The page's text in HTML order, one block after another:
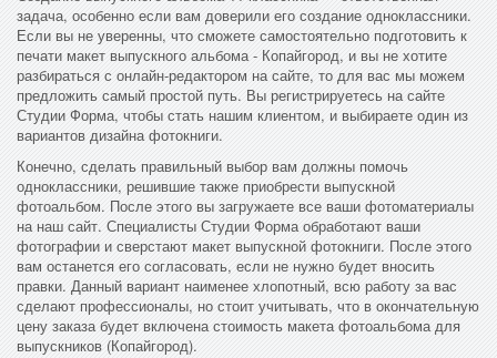
задача, особенно если вам доверили его создание одноклассники.
Если вы не уверенны, что сможете самостоятельно подготовить к
печати макет выпускного альбома - Копайгород, и вы не хотите
разбираться с онлайн-редактором на сайте, то для вас мы можем
предложить самый простой путь. Вы регистрируетесь на сайте
Студии Форма, чтобы стать нашим клиентом, и выбираете один из
вариантов дизайна фотокниги.
Конечно, сделать правильный выбор вам должны помочь
одноклассники, решившие также приобрести выпускной
фотоальбом. После этого вы загружаете все ваши фотоматериалы
на наш сайт. Специалисты Студии Форма обработают ваши
фотографии и сверстают макет выпускной фотокниги. После этого
вам останется его согласовать, если не нужно будет вносить
правки. Данный вариант наименее хлопотный, всю работу за вас
сделают профессионалы, но стоит учитывать, что в окончательную
цену заказа будет включена стоимость макета фотоальбома для
выпускников (Копайгород).